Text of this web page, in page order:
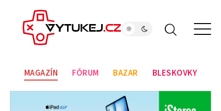
MAGAZÍN FÓRUM BAZAR BLESKOVKY